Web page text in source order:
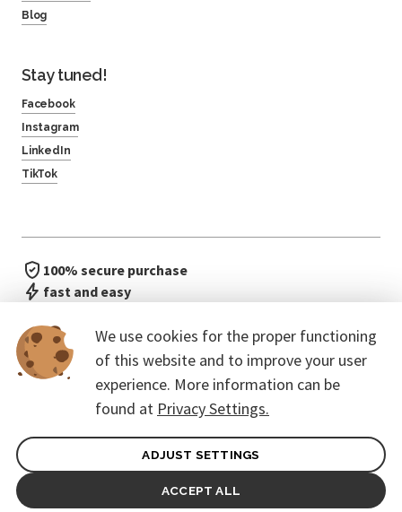
We use cookies for the proper functioning
of this website and to improve your user
experience. More information can be
found at Privacy Settings.
ADJUST SETTINGS
ACCEPT ALL
Blog
Stay tuned!
Facebook
Instagram
LinkedIn
TikTok
100% secure purchase
fast and easy
General terms of contract for Customers
Protection of personal data
© 2026. CoreEvent